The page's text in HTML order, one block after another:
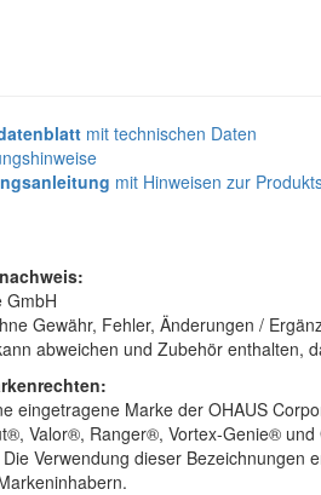
mit technischen Daten
mit Hinweisen zur
GmbH
Gewähr, Fehler, Änderungen /
abweichen und Zubehör enthalten,
eingetragene Marke der OHAUS
Valor®, Ranger®, Vortex-Genie®
Verwendung dieser